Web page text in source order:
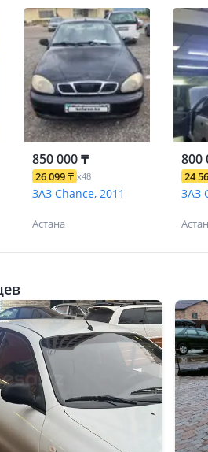
850 000 ₸
26 099₸ x48
ЗАЗ Chance, 2011
Астана
800
24
ЗАЗ